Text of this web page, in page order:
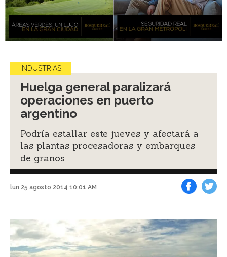
INDUSTRIAS
Huelga general paralizará
operaciones en puerto
argentino
Podría estallar este jueves y afectará a
las plantas procesadoras y embarques
de granos
lun 25 agosto 2014 10:01 AM